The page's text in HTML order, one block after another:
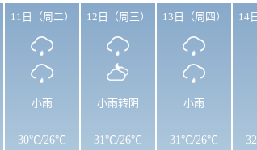
11日（周二）
小雨
30℃/26℃
12日（周三）
小雨转阴
31℃/26℃
13日（周四）
小雨
31℃/26℃
14